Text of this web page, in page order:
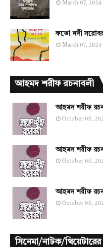
March 07, 2024
কতো নদী সরোবর
March 07, 2024
আহমদ শরীফ রচনাবলী
আহমদ শরীফ
October 06,
আহমদ শরীফ
October 06,
আহমদ শরীফ
October 06,
সিনেমা/নাটক/